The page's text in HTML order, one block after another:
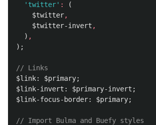
'twitter' :
(
$twitter,
$twitter-invert ,
) ,
);
// Links
$link: $primary;
$link-invert : $primary-invert ;
$link-focus-border: $primary;
// Import Bulma and Buefy styles